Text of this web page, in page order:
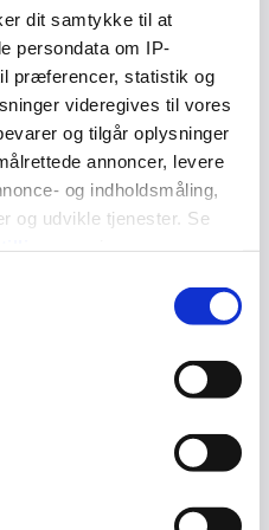
dit samtykke til at
persondata om IP-
præferencer, statistik og
videregives til vores
og tilgår oplysninger
annoncer, levere
og indholdsmåling,
og udvikle tjenester. Se
fra vores
at trykke på "Privacy
om din placering,
baseret på en scanning af
flader i stor kindtand:
1.700 kr.
845 kr.
kr. = 550 kr.
1.150 kr.